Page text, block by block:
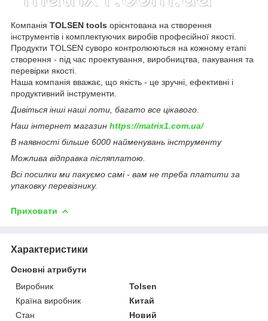
Компанія TOLSEN tools орієнтована на створення
інструментів і комплектуючих виробів професійної якості.
Продукти TOLSEN суворо контролюються на кожному етапі
створення - під час проектування, виробництва, пакування та
перевірки якості.
Наша компанія вважає, що якість - це зручні, ефективні і
продуктивний інструменти.
Дивіться інші наші лоти, багато все цікавого.
Наш інтернет магазин https://matrix1.com.ua/
В наявності більше 6000 найменувань інструменту
Можлива відправка післяплатою.
Всі посилки ми пакуємо самі - вам не треба платити за
упаковку перевізнику.
Приховати
Характеристики
Основні атрибути
Виробник
Tolsen
Країна виробник
Китай
Стан
Новий